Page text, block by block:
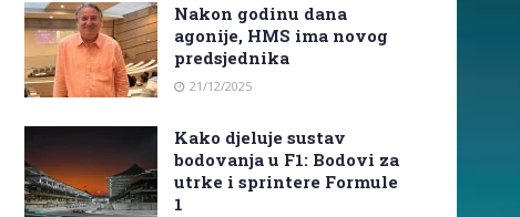
Nakon godinu dana
agonije, HMS ima novog
predsjednika
21/12/2025
Kako djeluje sustav
bodovanja u F1: Bodovi za
utrke i sprintere Formule
1